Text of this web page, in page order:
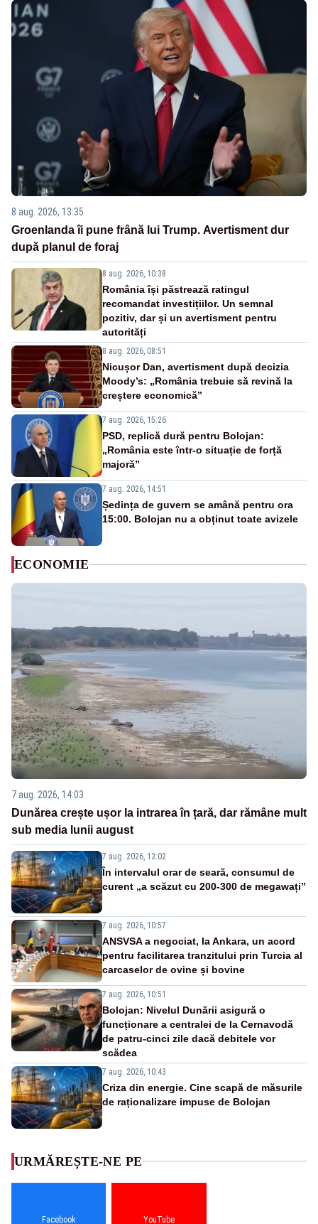
8 aug. 2026, 13:35
Groenlanda îi pune frână lui Trump. Avertisment dur
după planul de foraj
8 aug. 2026, 10:38
România își păstrează ratingul
recomandat investițiilor. Un semnal
pozitiv, dar și un avertisment pentru
autorități
8 aug. 2026, 08:51
Nicușor Dan, avertisment după decizia
Moody’s: „România trebuie să revină la
creștere economică”
7 aug. 2026, 15:26
PSD, replică dură pentru Bolojan:
„România este într-o situație de forță
majoră”
7 aug. 2026, 14:51
Ședința de guvern se amână pentru ora
15:00. Bolojan nu a obținut toate avizele
ECONOMIE
7 aug. 2026, 14:03
Dunărea crește ușor la intrarea în țară, dar rămâne mult
sub media lunii august
7 aug. 2026, 13:02
În intervalul orar de seară, consumul de
curent „a scăzut cu 200-300 de megawați”
7 aug. 2026, 10:57
ANSVSA a negociat, la Ankara, un acord
pentru facilitarea tranzitului prin Turcia al
carcaselor de ovine și bovine
7 aug. 2026, 10:51
Bolojan: Nivelul Dunării asigură o
funcționare a centralei de la Cernavodă
de patru-cinci zile dacă debitele vor
scădea
7 aug. 2026, 10:43
Criza din energie. Cine scapă de măsurile
de raționalizare impuse de Bolojan
URMĂREȘTE-NE PE
Facebook YouTube